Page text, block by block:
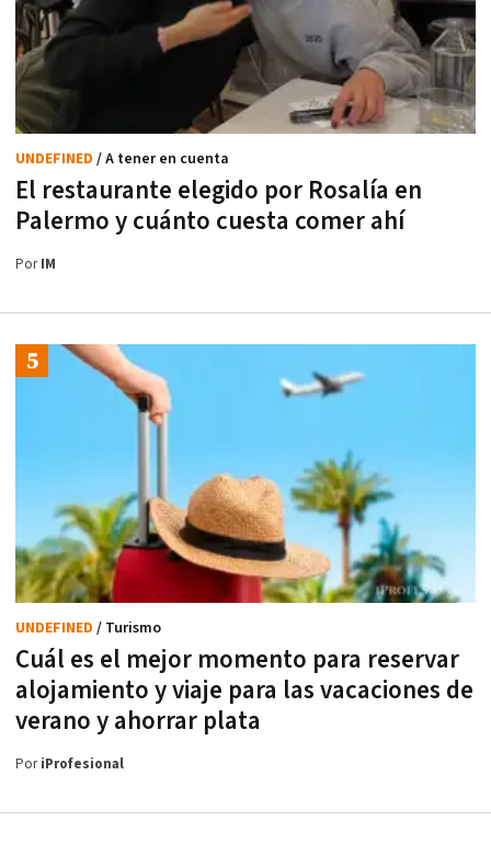
El restaurante elegido por Rosalía en
Palermo y cuánto cuesta comer ahí
UNDEFINED / A tener en cuenta
PorIM
Cuál es el mejor momento para reservar
alojamiento y viaje para las vacaciones de
verano y ahorrar plata
UNDEFINED / Turismo
PoriProfesional